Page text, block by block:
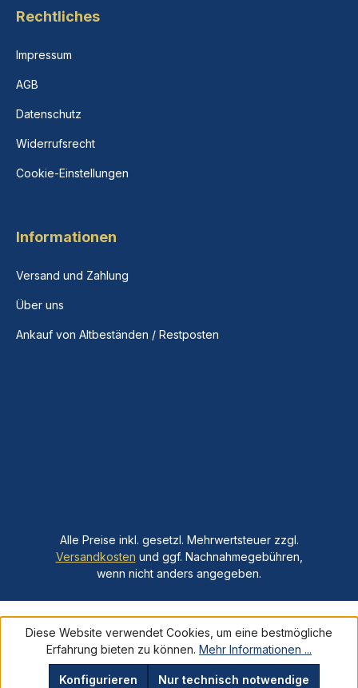
Rechtliches
Impressum
AGB
Datenschutz
Widerrufsrecht
Cookie-Einstellungen
Informationen
Versand und Zahlung
Über uns
Ankauf von Altbeständen / Restposten
Alle Preise inkl. gesetzl. Mehrwertsteuer zzgl.
Versandkosten und ggf. Nachnahmegebühren,
wenn nicht anders angegeben.
Diese Website verwendet Cookies, um eine bestmögliche
Erfahrung bieten zu können. Mehr Informationen ...
Nur technisch notwendige
Konfigurieren